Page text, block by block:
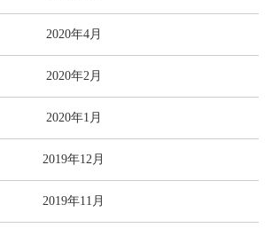
2020年4月
2020年2月
2020年1月
2019年12月
2019年11月